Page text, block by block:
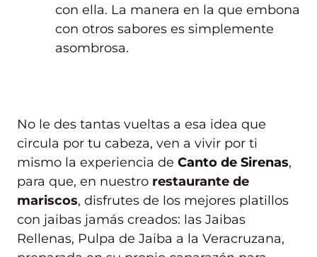
con ella. La manera en la que embona
con otros sabores es simplemente
asombrosa.
No le des tantas vueltas a esa idea que
circula por tu cabeza, ven a vivir por ti
mismo la experiencia de Canto de Sirenas,
para que, en nuestro restaurante de
mariscos, disfrutes de los mejores platillos
con jaibas jamás creados: las Jaibas
Rellenas, Pulpa de Jaiba a la Veracruzana,